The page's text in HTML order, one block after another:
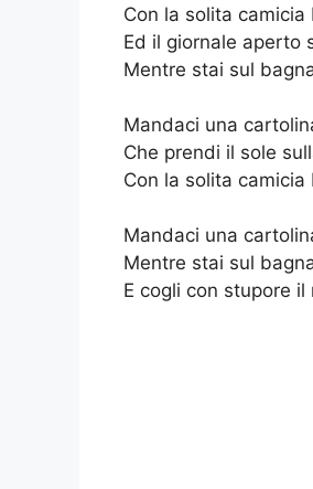
Con la solita camicia
Ed il giornale aperto
Mentre stai sul
Mandaci una
Che prendi il sole
Con la solita camicia
Mandaci una
Mentre stai sul
E cogli con stupore il